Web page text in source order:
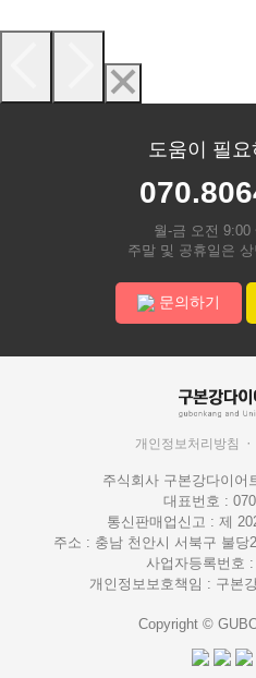
도움이 필
월-금 오전 9:00
주말 및 공휴일은
문의하기
개인정보처리방침
주식회사 구본강다이어
대표번호 :
통신판매업신고 : 제
주소 : 충남 천안시 서북구 불당
사업자등록번호
개인정보보호책임 : 구본
Copyright ©